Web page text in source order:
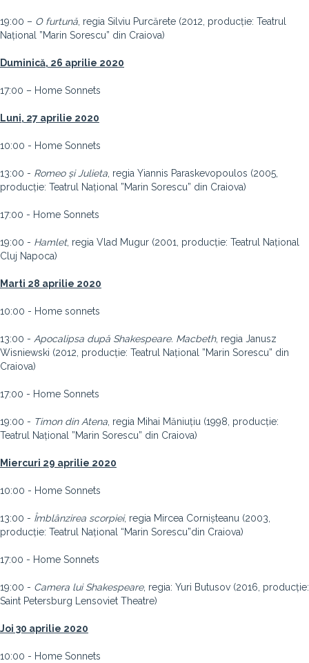
19:00 – O furtună , regia Silviu Purcărete (2012, producție: Teatrul
Național ”Marin Sorescu” din Craiova)
Duminică, 26 aprilie 2020
17:00 – Home Sonnets
Luni, 27 aprilie 2020
10:00 - Home Sonnets
13:00 - Romeo și Julieta , regia Yiannis Paraskevopoulos (2005,
producție: Teatrul Național ”Marin Sorescu” din Craiova)
17:00 - Home Sonnets
19:00 - Hamlet, regia Vlad Mugur (2001, producție: Teatrul Național
Cluj Napoca)
Marti 28 aprilie 2020
10:00 - Home sonnets
13:00 - Apocalipsa după Shakespeare. Macbeth, regia Janusz
Wisniewski (2012, producție: Teatrul Național ”Marin Sorescu” din
Craiova)
17:00 - Home Sonnets
19:00 - Timon din Atena , regia Mihai Măniuțiu (1998, producție:
Teatrul Național ”Marin Sorescu” din Craiova)
Miercuri 29 aprilie 2020
10:00 - Home Sonnets
13:00 - Îmblânzirea scorpiei, regia Mircea Cornișteanu (2003,
producție: Teatrul Național “Marin Sorescu”din Craiova)
17:00 - Home Sonnets
19:00 - Camera lui Shakespeare, regia: Yuri Butusov (2016, producție:
Saint Petersburg Lensoviet Theatre)
Joi 30 aprilie 2020
10:00 - Home Sonnets